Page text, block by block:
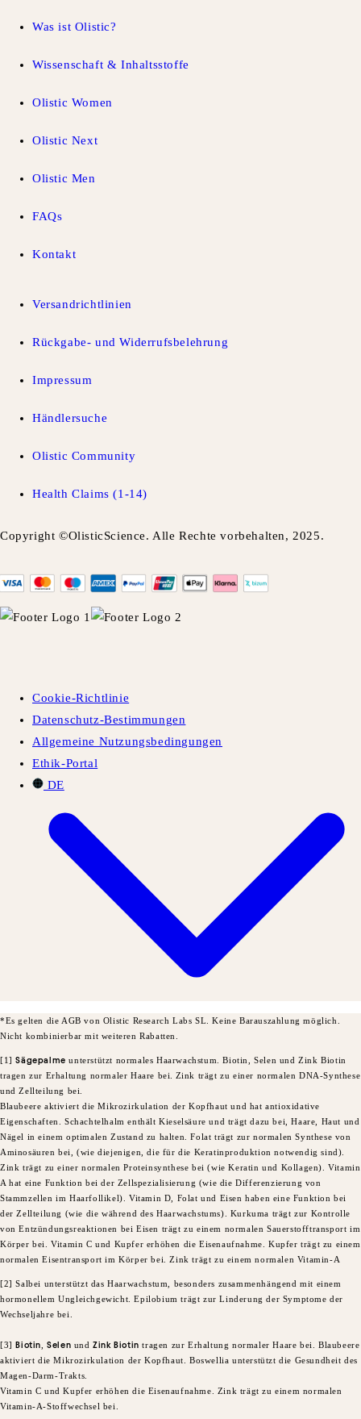
Was ist Olistic?
Wissenschaft & Inhaltsstoffe
Olistic Women
Olistic Next
Olistic Men
FAQs
Kontakt
Versandrichtlinien
Rückgabe- und Widerrufsbelehrung
Impressum
Händlersuche
Olistic Community
Health Claims (1-14)
Copyright ©OlisticScience. Alle Rechte vorbehalten, 2025.
Cookie-Richtlinie
Datenschutz-Bestimmungen
Allgemeine Nutzungsbedingungen
Ethik-Portal
DE
*Es gelten die AGB von Olistic Research Labs SL. Keine Barauszahlung möglich.
Nicht kombinierbar mit weiteren Rabatten.
[1]Sägepalme unterstützt normales Haarwachstum. Biotin, Selen und Zink Biotin
tragen zur Erhaltung normaler Haare bei.
Zink trägt zu einer normalen DNA-Synthese
und Zellteilung bei.
Blaubeere aktiviert die Mikrozirkulation der Kopfhaut und hat antioxidative
Eigenschaften. Schachtelhalm enthält Kieselsäure und trägt dazu bei, Haare, Haut und
Nägel in einem optimalen Zustand zu halten. Folat trägt zur normalen Synthese von
Aminosäuren bei, (wie diejenigen, die für die Keratinproduktion notwendig sind).
Zink trägt zu einer normalen Proteinsynthese bei (wie Keratin und Kollagen). Vitamin
A hat eine Funktion bei der Zellspezialisierung (wie die Differenzierung von
Stammzellen im Haarfollikel). Vitamin D, Folat und Eisen haben eine Funktion bei
der Zellteilung (wie die während des Haarwachstums). Kurkuma trägt zur Kontrolle
von Entzündungsreaktionen bei Eisen trägt zu einem normalen Sauerstofftransport im
Körper bei. Vitamin C und Kupfer erhöhen die Eisenaufnahme. Kupfer trägt zu einem
normalen Eisentransport im Körper bei. Zink trägt zu einem normalen Vitamin-A
[2] Salbei unterstützt das Haarwachstum, besonders zusammenhängend mit einem
hormonellem Ungleichgewicht. Epilobium trägt zur Linderung der Symptome der
Wechseljahre bei.
​[3]Biotin ,Selen undZink Biotin tragen zur Erhaltung normaler Haare bei. Blaubeere
aktiviert die Mikrozirkulation der Kopfhaut. Boswellia unterstützt die Gesundheit des
Magen-Darm-Trakts.
Vitamin C und Kupfer erhöhen die Eisenaufnahme. Zink trägt zu einem normalen
Vitamin-A-Stoffwechsel bei.